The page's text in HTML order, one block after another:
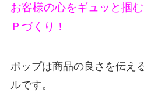
お客様の心をギュッと掴
Ｐづくり！
ポップは商品の良さを伝え
ルです。